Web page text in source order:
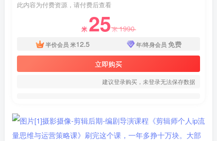
此内容为付费资源，请付费后查看
米 25米1990
半价会员 米12.5 年/终身会员 免费
立即购买
建议登录购买，未登录无法保存数据